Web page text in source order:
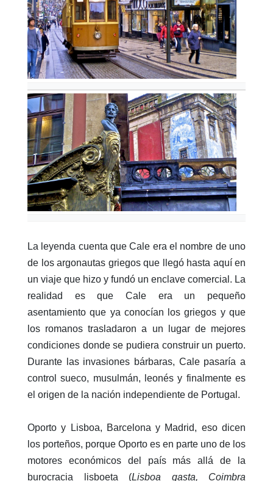
La leyenda cuenta que Cale era el nombre de uno
de los argonautas griegos que llegó hasta aquí en
un viaje que hizo y fundó un enclave comercial. La
realidad es que Cale era un pequeño
asentamiento que ya conocían los griegos y que
los romanos trasladaron a un lugar de mejores
condiciones donde se pudiera construir un puerto.
Durante las invasiones bárbaras, Cale pasaría a
control sueco, musulmán, leonés y finalmente es
el origen de la nación independiente de Portugal.
Oporto y Lisboa, Barcelona y Madrid, eso dicen
los porteños, porque Oporto es en parte uno de los
motores económicos del país más allá de la
burocracia lisboeta (Lisboa gasta, Coimbra